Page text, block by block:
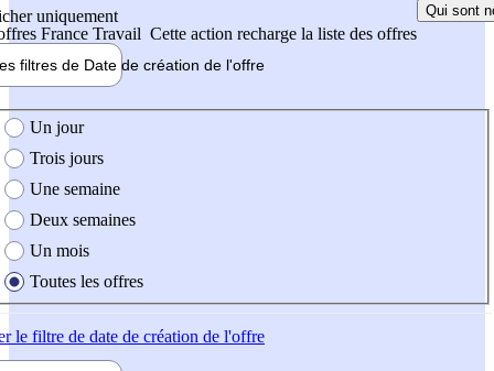
uniquement
France Travail Cette action recharge la liste des offres
Qui sont
filtres de Date de création de l'offre
création de l'offre
Un jour
Trois jours
Une semaine
Deux semaines
Un mois
Toutes les offres
le filtre de date de création de l'offre